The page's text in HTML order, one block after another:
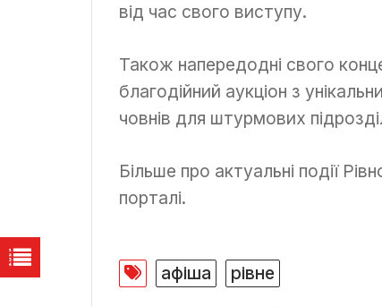
від час свого виступу.
Також напередодні свого
благодійний аукціон з
човнів для штурмових
Більше про актуальні події
порталі.
афіша рівне